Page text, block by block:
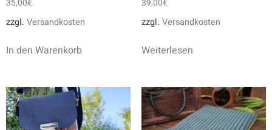
35,00€
zzgl. Versandkosten
In den Warenkorb
39,00€
zzgl. Versandkosten
Weiterlesen